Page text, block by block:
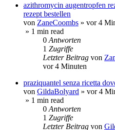
azithromycin augentropfen
rezept bestellen
von ZaneCoombs » vor 4
» 1 min read
0 Antworten
1 Zugriffe
Letzter Beitrag von
vor 4 Minuten
praziquantel senza ricetta
von GildaBolyard » vor 4
» 1 min read
0 Antworten
1 Zugriffe
Letzter Beitrag von